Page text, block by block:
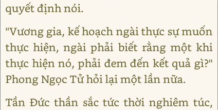
quyết định nói.
"Vương gia, kế hoạch ngài thực sự muốn
thực hiện, ngài phải biết rằng một khi
thực hiện nó, phải đem đến kết quả gì?"
Phong Ngọc Tử hỏi lại một lần nữa.
Tần Đức thần sắc tức thời nghiêm túc,